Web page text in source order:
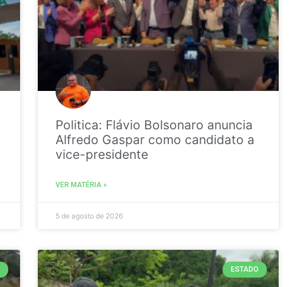
Politica: Flávio Bolsonaro anuncia
Alfredo Gaspar como candidato a
vice-presidente
VER MATÉRIA »
5 de agosto de 2026
ESTADO